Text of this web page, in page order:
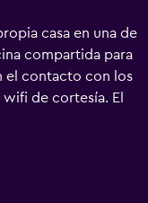
casa en una de
compartida para
el contacto con los
de cortesía. El
Con alquiler
recreativas a tu